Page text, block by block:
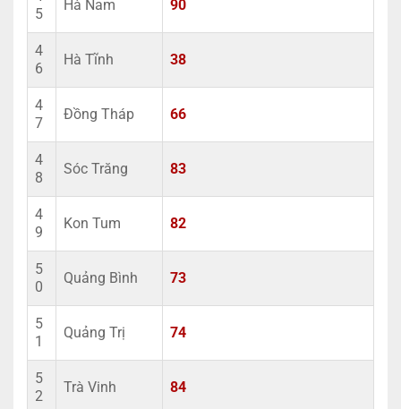
5
Hà Nam 90
4
6
Hà Tĩnh 38
4
7
Đồng Tháp 66
4
8
Sóc Trăng 83
4
9
Kon Tum 82
5
0
Quảng Bình 73
5
1
Quảng Trị 74
5
2
Trà Vinh 84